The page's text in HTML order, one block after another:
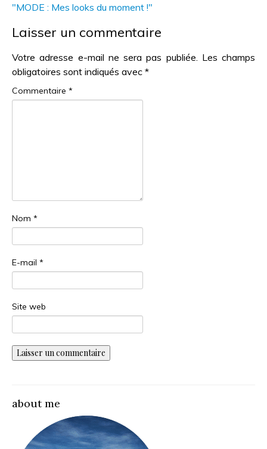
"MODE : Mes looks du moment !"
Laisser un commentaire
Votre adresse e-mail ne sera pas publiée. Les champs
obligatoires sont indiqués avec *
Commentaire *
Nom *
E-mail *
Site web
about me